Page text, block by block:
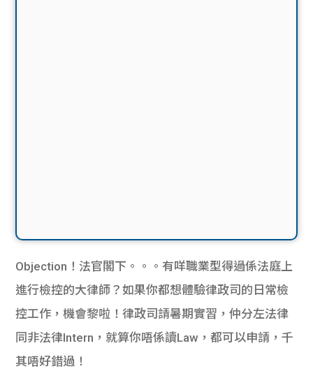
Objection！法官閣下。。。有咩職業型得過係法庭上
進行檢控的大律師？如果你都想體驗律政司的日常檢
控工作，機會黎啦！律政司請暑期實習，仲分左法律
同非法律Intern，就算你唔係讀Law，都可以申請，千
其唔好錯過！